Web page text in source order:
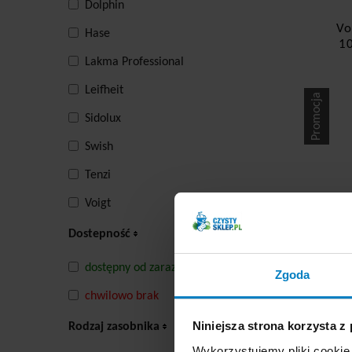
Zgoda
Niniejsza strona korzysta z
Dolphin
Hase
Lakma Professional
Leifheit
Sidolux
Swish
Tenzi
Voigt
Dostepność
dostępny od zaraz
chwilowo brak
Rodzaj zasobnika
Promocja